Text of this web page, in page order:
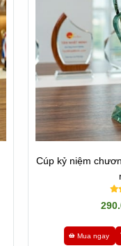
Cúp kỷ niệm
Mua ngay